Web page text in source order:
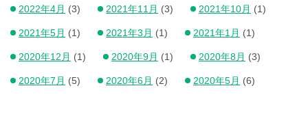
2022年4月 (3) 2021年11月 (3) 2021年10月 (1)
2021年5月 (1) 2021年3月 (1) 2021年1月 (1)
2020年12月 (1) 2020年9月 (1) 2020年8月 (3)
2020年7月 (5) 2020年6月 (2) 2020年5月 (6)